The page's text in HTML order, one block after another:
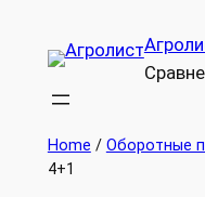
Home / Оборотные
4+1